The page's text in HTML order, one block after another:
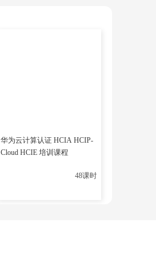
华为云计算认证 HCIA HCIP-
Cloud HCIE 培训课程
48课时